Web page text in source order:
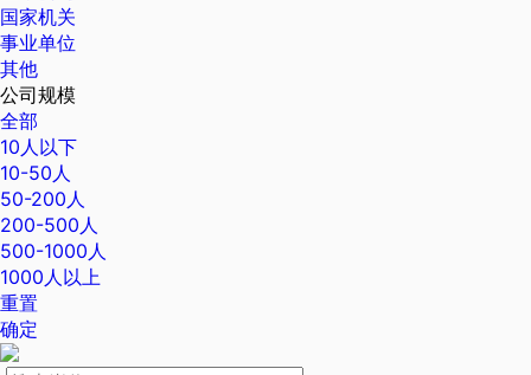
国家机关
事业单位
其他
公司规模
全部
10人以下
10-50人
50-200人
200-500人
500-1000人
1000人以上
重置
确定